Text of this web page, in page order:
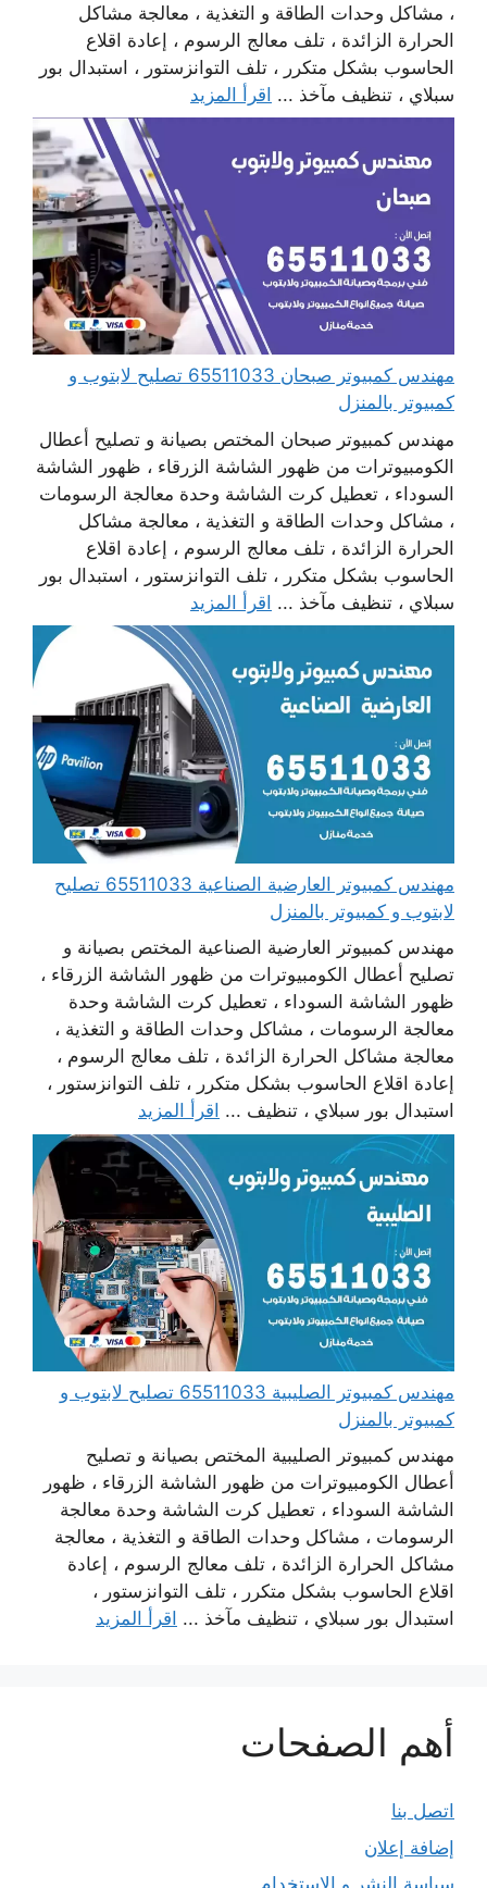
، مشاكل وحدات الطاقة و التغذية ، معالجة مشاكل
الحرارة الزائدة ، تلف معالج الرسوم ، إعادة اقلاع
الحاسوب بشكل متكرر ، تلف التوانزستور ، استبدال بور
سبلاي ، تنظيف مآخذ ... اقرأ المزيد
مهندس كمبيوتر صبحان 65511033 تصليح لابتوب و
كمبيوتر بالمنزل
مهندس كمبيوتر صبحان المختص بصيانة و تصليح أعطال
الكومبيوترات من ظهور الشاشة الزرقاء ، ظهور الشاشة
السوداء ، تعطيل كرت الشاشة وحدة معالجة الرسومات
، مشاكل وحدات الطاقة و التغذية ، معالجة مشاكل
الحرارة الزائدة ، تلف معالج الرسوم ، إعادة اقلاع
الحاسوب بشكل متكرر ، تلف التوانزستور ، استبدال بور
سبلاي ، تنظيف مآخذ ... اقرأ المزيد
مهندس كمبيوتر العارضية الصناعية 65511033 تصليح
لابتوب و كمبيوتر بالمنزل
مهندس كمبيوتر العارضية الصناعية المختص بصيانة و
تصليح أعطال الكومبيوترات من ظهور الشاشة الزرقاء ،
ظهور الشاشة السوداء ، تعطيل كرت الشاشة وحدة
معالجة الرسومات ، مشاكل وحدات الطاقة و التغذية ،
معالجة مشاكل الحرارة الزائدة ، تلف معالج الرسوم ،
إعادة اقلاع الحاسوب بشكل متكرر ، تلف التوانزستور ،
استبدال بور سبلاي ، تنظيف ... اقرأ المزيد
مهندس كمبيوتر الصليبية 65511033 تصليح لابتوب و
كمبيوتر بالمنزل
مهندس كمبيوتر الصليبية المختص بصيانة و تصليح
أعطال الكومبيوترات من ظهور الشاشة الزرقاء ، ظهور
الشاشة السوداء ، تعطيل كرت الشاشة وحدة معالجة
الرسومات ، مشاكل وحدات الطاقة و التغذية ، معالجة
مشاكل الحرارة الزائدة ، تلف معالج الرسوم ، إعادة
اقلاع الحاسوب بشكل متكرر ، تلف التوانزستور ،
استبدال بور سبلاي ، تنظيف مآخذ ... اقرأ المزيد
أهم الصفحات
اتصل بنا
إضافة إعلان